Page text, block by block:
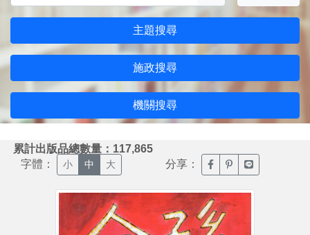
主題搜尋
施政搜尋
機關搜尋
累計出版品總數量：117,865
字體： 小 中 大 分享： 臉書分享(另開新視窗)
噗浪分享(另開新
Line分享(另